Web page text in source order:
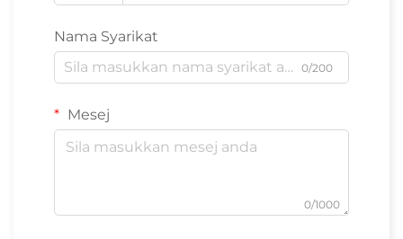
Nama Syarikat
0/200
Mesej
0/1000